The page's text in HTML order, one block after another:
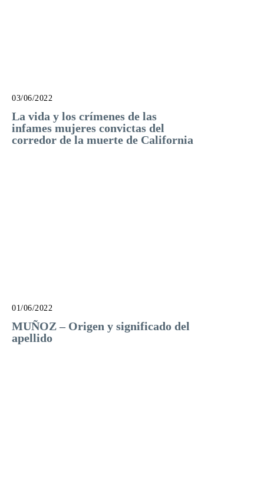
03/06/2022
La vida y los crímenes de las
infames mujeres convictas del
corredor de la muerte de California
01/06/2022
MUÑOZ – Origen y significado del
apellido